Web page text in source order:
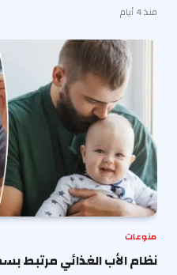
منذ 4 أيام
منوعات
نظام الأب الغذائي مرتبط